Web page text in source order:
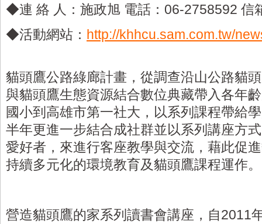
◆連 絡 人：施政旭 電話：06-2758592 信
◆活動網站： http://khhcu.sam.com.tw/
貓頭鷹公路綠廊計畫，從調查沿山公路貓
與貓頭鷹生態資源結合數位典藏帶入各年
國小到高雄市第一社大，以系列課程帶給
半年更進一步結合成社群並以系列講座方
愛好者，來進行客座教學與交流，藉此促
持續多元化的環境教育及貓頭鷹課程運作。
營造貓頭鷹的家系列讀書會講座，自2011